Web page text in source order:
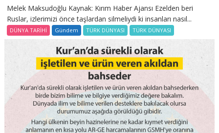
Melek Maksudoğlu Kaynak: Kırım Haber Ajansı Ezelden beri
Ruslar, izlerimizi önce taşlardan silmeliydi ki insanları nasıl...
DÜNYA TARİHİ Gündem TÜRK DÜNYASI TÜRK DÜNYASI